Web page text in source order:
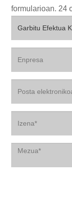
formularioan. 24